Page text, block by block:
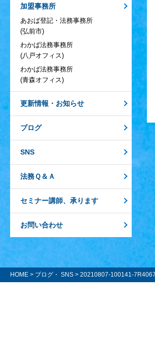
加盟事務所
あおば登記・法務事務所
(弘前市)
わかば法務事務所
(八戸オフィス)
わかば法務事務所
(青森オフィス)
更新情報・お知らせ
ブログ
SNS
法務Ｑ＆Ａ
セミナー講師、承ります
お問い合わせ
HOME > ブログ・ SNS > 20210807-100141-